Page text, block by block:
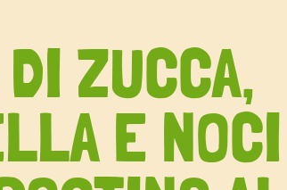
ZUCCA,
E NOCI